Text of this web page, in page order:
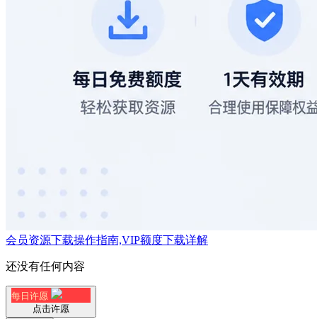
会员资源下载操作指南,VIP额度下载详解
还没有任何内容
每日许愿
点击许愿